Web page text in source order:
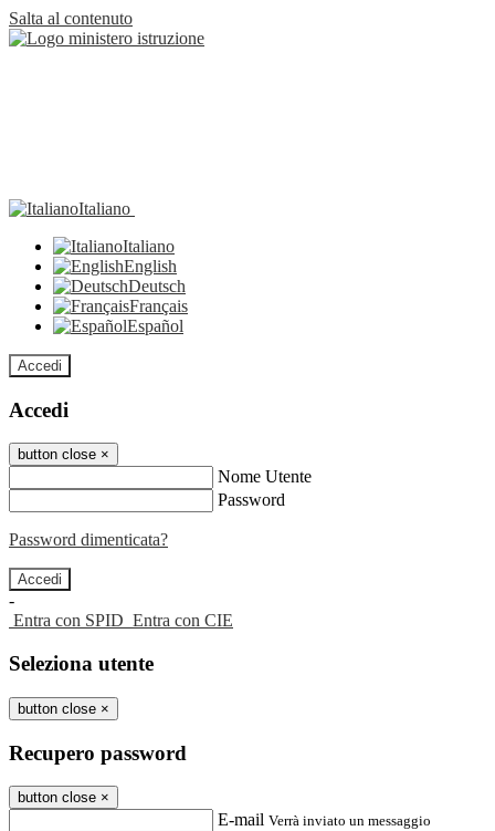
Salta al contenuto
Italiano
Italiano
English
Deutsch
Français
Español
Accedi
Accedi
button close ×
Nome Utente
Password
Password dimenticata?
-
Entra con SPID Entra con CIE
Seleziona utente
button close ×
Recupero password
button close ×
E-mail Verrà inviato un messaggio